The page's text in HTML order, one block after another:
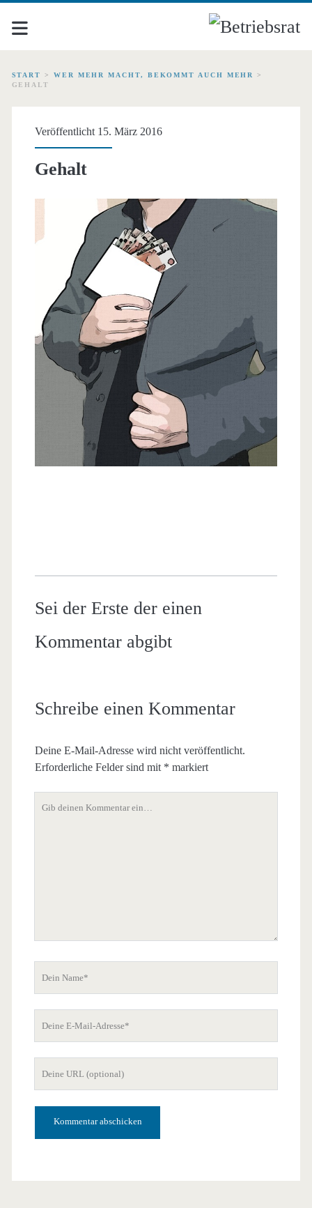
START > WER MEHR MACHT, BEKOMMT AUCH MEHR
>
GEHALT
Veröffentlicht 15. März 2016
Gehalt
Sei der Erste der einen
Kommentar abgibt
Schreibe einen Kommentar
Deine E-Mail-Adresse wird nicht veröffentlicht.
Erforderliche Felder sind mit * markiert